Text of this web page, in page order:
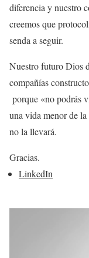
diferencia y nuestro
creemos que
senda a seguir.
Nuestro futuro Dios
compañías
porque «no podrás
una vida menor de
no la llevará.
Gracias.
LinkedIn